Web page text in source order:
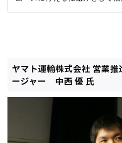
ヤマト運輸株式会社 営業
ージャー 中西 優 氏